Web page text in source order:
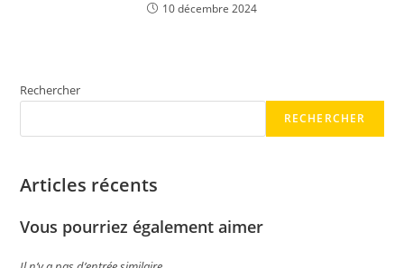
10 décembre 2024
Rechercher
RECHERCHER
Articles récents
Vous pourriez également aimer